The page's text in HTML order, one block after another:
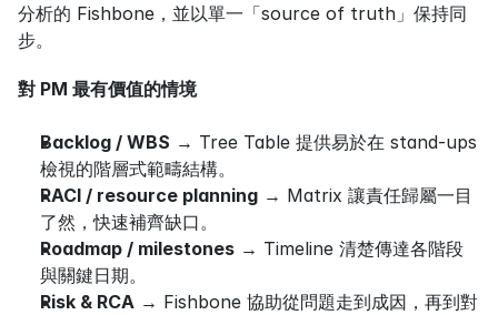
分析的 Fishbone，並以單一「source of truth」保持同
步。
對 PM 最有價值的情境
Backlog / WBS → Tree Table 提供易於在 stand‑ups
檢視的階層式範疇結構。
RACI / resource planning → Matrix 讓責任歸屬一目
了然，快速補齊缺口。
Roadmap / milestones → Timeline 清楚傳達各階段
與關鍵日期。
Risk & RCA → Fishbone 協助從問題走到成因，再到對